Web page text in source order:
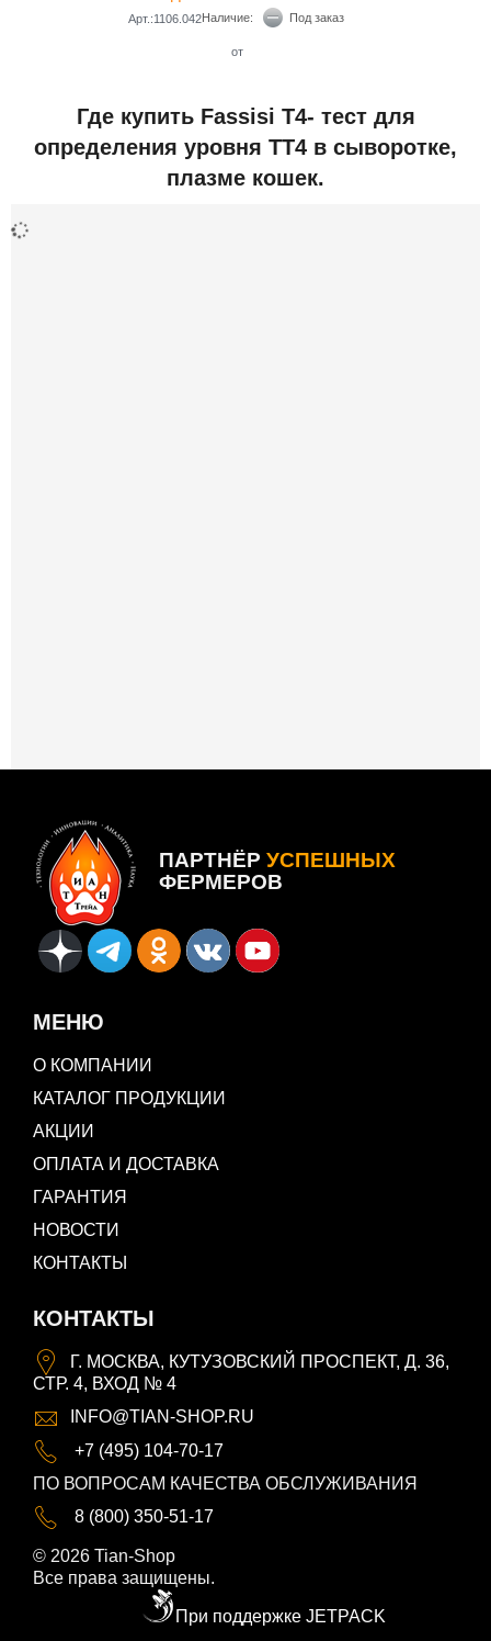
FeLV в сыворотке, плазме и
цельной крови коше
Арт.:1106.042Наличие: Под заказ
от
Где купить Fassisi T4- тест для
определения уровня TT4 в сыворотке,
плазме кошек.
ПАРТНЁР УСПЕШНЫХ
ФЕРМЕРОВ
МЕНЮ
О КОМПАНИИ
КАТАЛОГ ПРОДУКЦИИ
АКЦИИ
ОПЛАТА И ДОСТАВКА
ГАРАНТИЯ
НОВОСТИ
КОНТАКТЫ
КОНТАКТЫ
Г. МОСКВА, КУТУЗОВСКИЙ ПРОСПЕКТ, Д. 36,
СТР. 4, ВХОД № 4
INFO@TIAN-SHOP.RU
+7 (495) 104-70-17
ПО ВОПРОСАМ КАЧЕСТВА ОБСЛУЖИВАНИЯ
8 (800) 350-51-17
© 2026 Tian-Shop
Все права защищены.
При поддержке JETPACK